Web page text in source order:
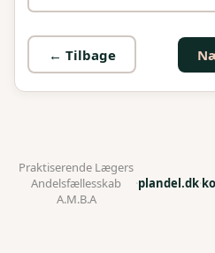
← Tilbage
Praktiserende Lægers
Andelsfællesskab
A.M.B.A
·plandel.dk·